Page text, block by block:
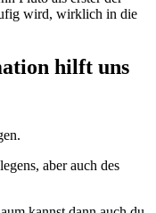
wird, wirklich in die
hilft uns
aber auch des